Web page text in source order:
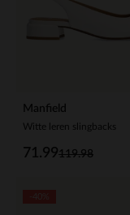
Manfield
Witte leren slingbacks
119.98
71.99